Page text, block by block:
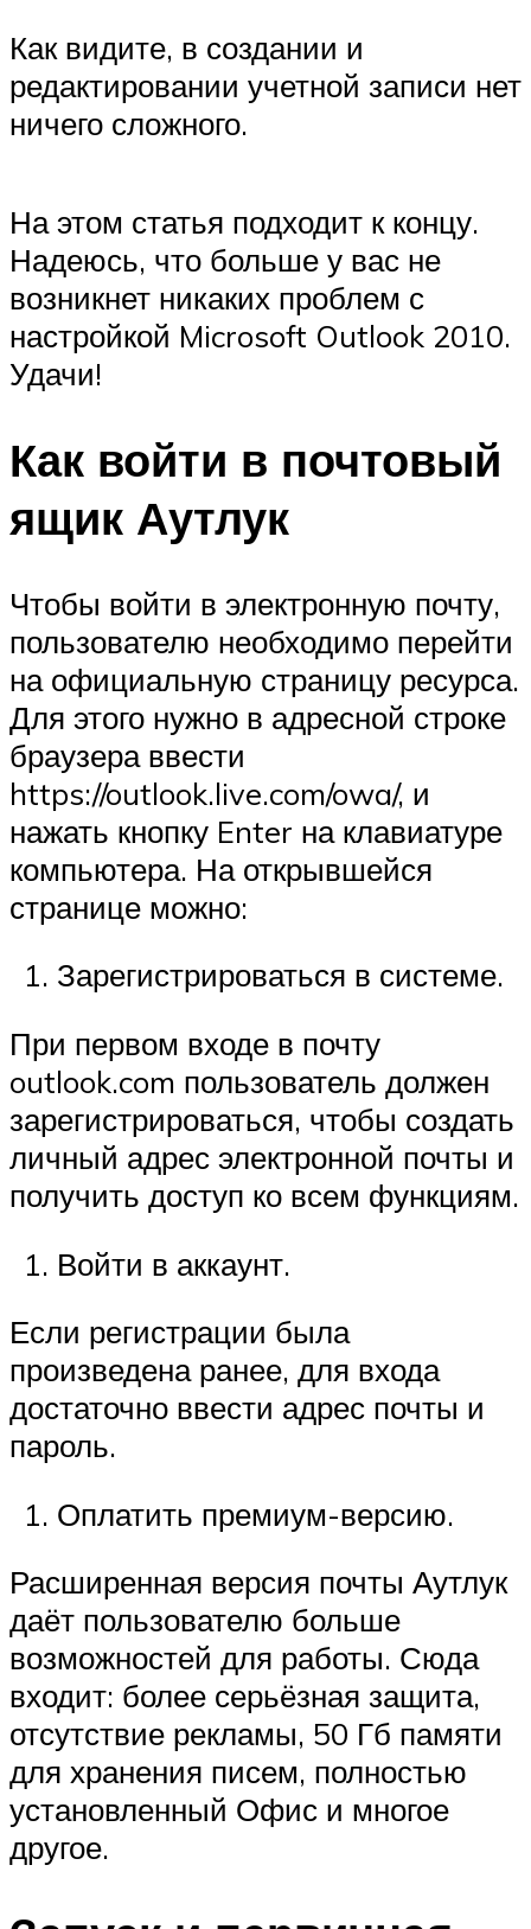
Как видите, в создании и
редактировании учетной записи нет
ничего сложного.
На этом статья подходит к концу.
Надеюсь, что больше у вас не
возникнет никаких проблем с
настройкой Microsoft Outlook 2010.
Удачи!
Как войти в почтовый
ящик Аутлук
Чтобы войти в электронную почту,
пользователю необходимо перейти
на официальную страницу ресурса.
Для этого нужно в адресной строке
браузера ввести
https://outlook.live.com/owa/, и
нажать кнопку Enter на клавиатуре
компьютера. На открывшейся
странице можно:
Зарегистрироваться в системе.
При первом входе в почту
outlook.com пользователь должен
зарегистрироваться, чтобы создать
личный адрес электронной почты и
получить доступ ко всем функциям.
Войти в аккаунт.
Если регистрации была
произведена ранее, для входа
достаточно ввести адрес почты и
пароль.
Оплатить премиум-версию.
Расширенная версия почты Аутлук
даёт пользователю больше
возможностей для работы. Сюда
входит: более серьёзная защита,
отсутствие рекламы, 50 Гб памяти
для хранения писем, полностью
установленный Офис и многое
другое.